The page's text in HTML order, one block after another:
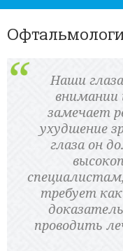
Наши
внимании
замечает
ухудшение
глаза он
требует
проводить